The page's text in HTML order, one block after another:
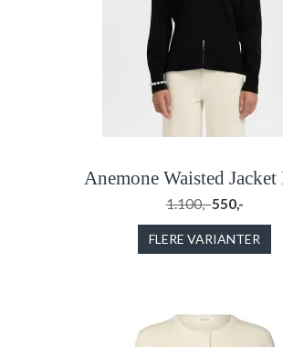
Anemone Waisted
1.100,-550,-
FLERE VARIANTER